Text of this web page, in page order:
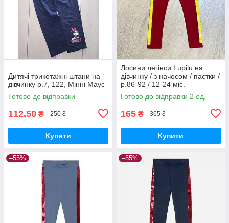
Дитячі трикотажні штани на
дівчинку р.7, 122, Мінні Маус
Готово до відправки
112,50 ₴ 250 ₴
Купити
Лосини легінси Lupilu на
дівчинку / з начосом / паєтки /
р.86-92 / 12-24 міс.
Готово до відправки 2 од.
165 ₴ 365 ₴
Купити
–55% –55%